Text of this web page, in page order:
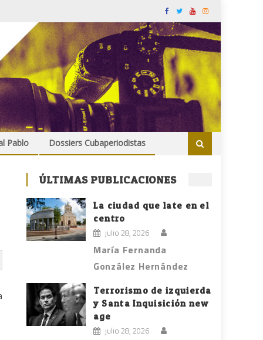
Pablo Dossiers Cubaperiodistas
ÚLTIMAS PUBLICACIONES
La ciudad que late en el
centro
julio 28, 2026
María Fernanda
González Hernández
Terrorismo de izquierda
y Santa Inquisición new
age
julio 28, 2026